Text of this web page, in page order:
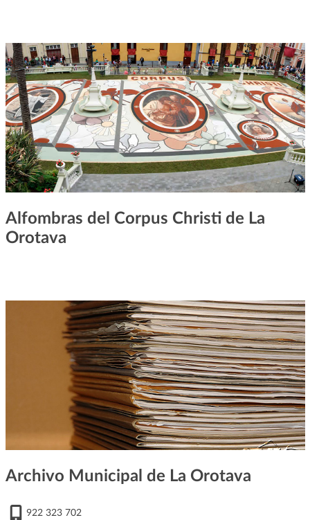
Alfombras del Corpus Christi de La
Orotava
Archivo Municipal de La Orotava
922 323 702